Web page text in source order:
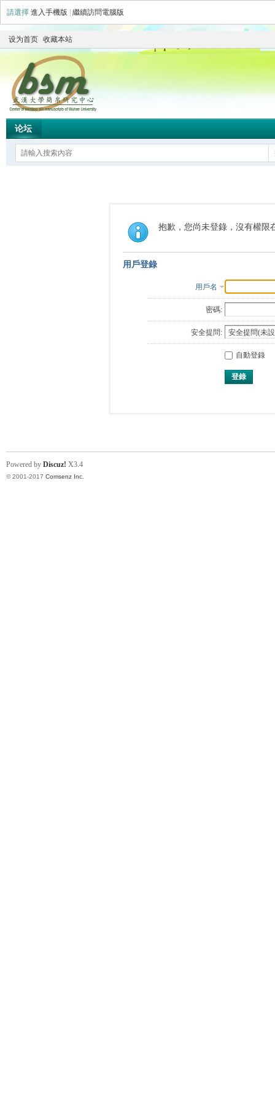
請選擇 進入手機版 繼續訪問電腦版
设为首页 收藏本站
论坛
抱歉，您尚未登錄，沒有權限
用戶登錄
用戶名
密碼:
安全提問:
自動登錄
登錄
Powered by Discuz! X3.4
© 2001-2017 Comsenz Inc.